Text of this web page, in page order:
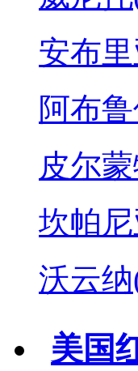
安布
阿布
皮尔
坎帕尼
沃云纳
美国